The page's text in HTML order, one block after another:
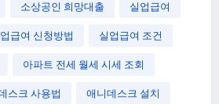
소상공인 희망대출 실업급여
급여 신청방법 실업급여 조건
아파트 전세 월세 시세 조회
스크 사용법 애니데스크 설치